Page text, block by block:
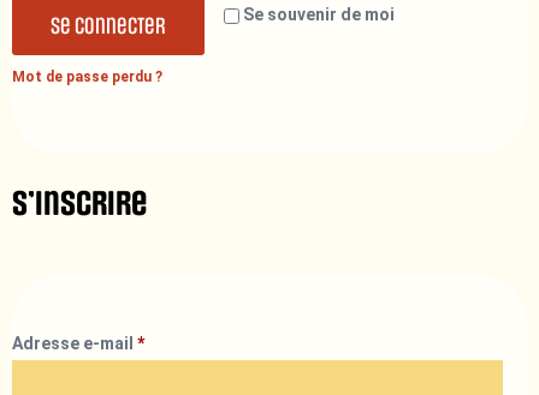
Se souvenir de moi
Se connecter
Mot de passe perdu ?
S’inscrire
Adresse e-mail *